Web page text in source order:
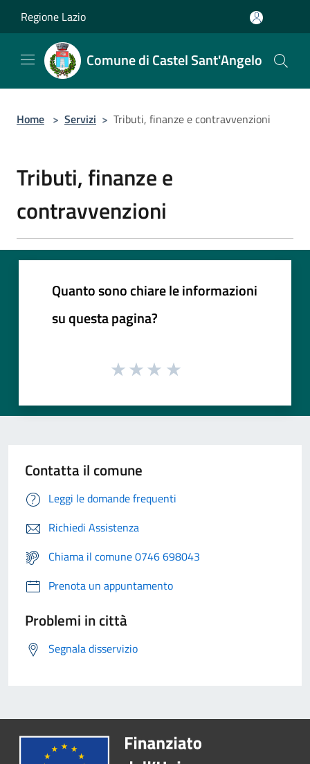
Regione Lazio
Comune di Castel Sant'Angelo
Home > Servizi > Tributi, finanze e contravvenzioni
Tributi, finanze e
contravvenzioni
Quanto sono chiare le informazioni
su questa pagina?
Contatta il comune
Leggi le domande frequenti
Richiedi Assistenza
Chiama il comune 0746 698043
Prenota un appuntamento
Problemi in città
Segnala disservizio